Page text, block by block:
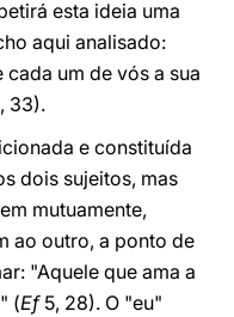
esta ideia uma
aqui analisado:
um de vós a sua
33).
e constituída
dois sujeitos, mas
mutuamente,
ao outro, a ponto de
"Aquele que ama a
(Ef5, 28). O "eu"